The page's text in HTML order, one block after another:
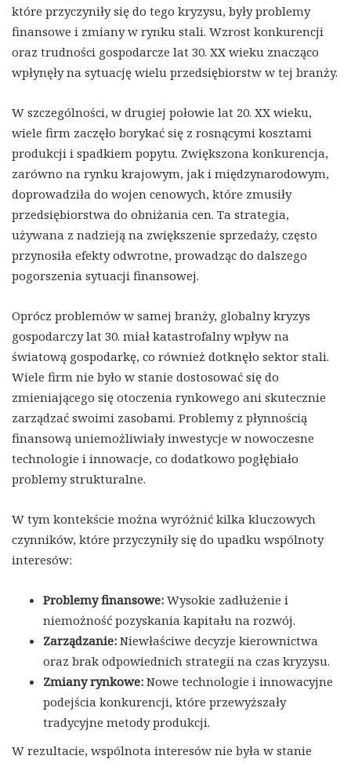
które przyczyniły się do tego kryzysu, były problemy
finansowe i zmiany w rynku stali. Wzrost konkurencji
oraz trudności gospodarcze lat 30. XX wieku znacząco
wpłynęły na sytuację wielu przedsiębiorstw w tej branży.
W szczególności, w drugiej połowie lat 20. XX wieku,
wiele firm zaczęło borykać się z rosnącymi kosztami
produkcji i spadkiem popytu. Zwiększona konkurencja,
zarówno na rynku krajowym, jak i międzynarodowym,
doprowadziła do wojen cenowych, które zmusiły
przedsiębiorstwa do obniżania cen. Ta strategia,
używana z nadzieją na zwiększenie sprzedaży, często
przynosiła efekty odwrotne, prowadząc do dalszego
pogorszenia sytuacji finansowej.
Oprócz problemów w samej branży, globalny kryzys
gospodarczy lat 30. miał katastrofalny wpływ na
światową gospodarkę, co również dotknęło sektor stali.
Wiele firm nie było w stanie dostosować się do
zmieniającego się otoczenia rynkowego ani skutecznie
zarządzać swoimi zasobami. Problemy z płynnością
finansową uniemożliwiały inwestycje w nowoczesne
technologie i innowacje, co dodatkowo pogłębiało
problemy strukturalne.
W tym kontekście można wyróżnić kilka kluczowych
czynników, które przyczyniły się do upadku wspólnoty
interesów:
Problemy finansowe: Wysokie zadłużenie i
niemożność pozyskania kapitału na rozwój.
Zarządzanie: Niewłaściwe decyzje kierownictwa
oraz brak odpowiednich strategii na czas kryzysu.
Zmiany rynkowe: Nowe technologie i innowacyjne
podejścia konkurencji, które przewyższały
tradycyjne metody produkcji.
W rezultacie, wspólnota interesów nie była w stanie